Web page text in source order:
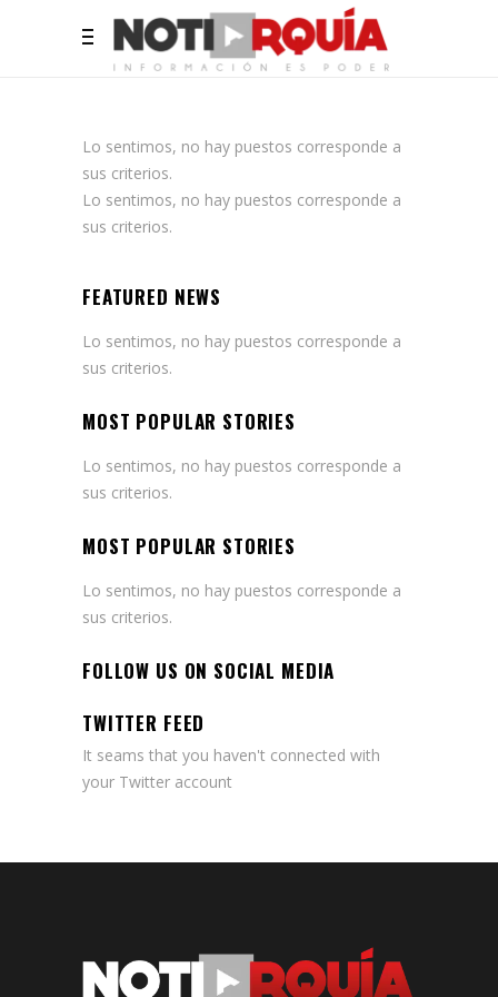
Lo sentimos, no hay puestos corresponde a
sus criterios.
Lo sentimos, no hay puestos corresponde a
sus criterios.
FEATURED NEWS
Lo sentimos, no hay puestos corresponde a
sus criterios.
MOST POPULAR STORIES
Lo sentimos, no hay puestos corresponde a
sus criterios.
MOST POPULAR STORIES
Lo sentimos, no hay puestos corresponde a
sus criterios.
FOLLOW US ON SOCIAL MEDIA
TWITTER FEED
It seams that you haven't connected with
your Twitter account